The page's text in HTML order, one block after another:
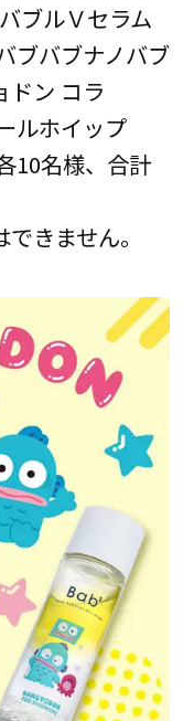
ブルＶセラム
ブバブナノバブ
ドン コラ
ルホイップ
10名様、合計
きません。